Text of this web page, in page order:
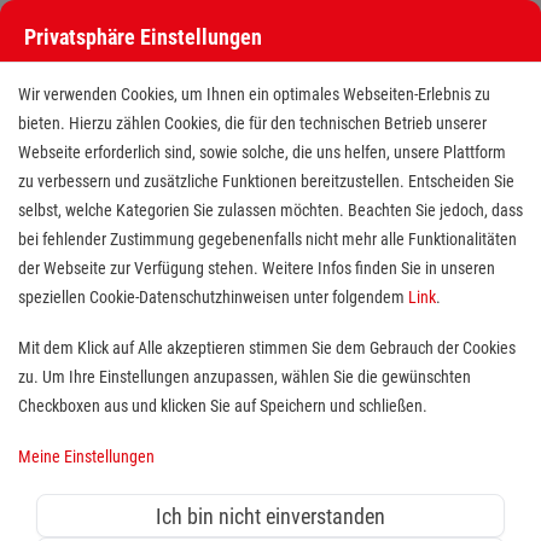
Operationstechnische Assistenten
(m/w/d) bzw.
Operationspflegefachkräfte
Vollzeit (38,5 Std.) ∼
Privatsphäre Einstellungen
Wir verwenden Cookies, um Ihnen ein optimales Webseiten-Erlebnis zu
bieten. Hierzu zählen Cookies, die für den technischen Betrieb unserer
Webseite erforderlich sind, sowie solche, die uns helfen, unsere Plattform
zu verbessern und zusätzliche Funktionen bereitzustellen. Entscheiden Sie
selbst, welche Kategorien Sie zulassen möchten. Beachten Sie jedoch, dass
bei fehlender Zustimmung gegebenenfalls nicht mehr alle Funktionalitäten
der Webseite zur Verfügung stehen. Weitere Infos finden Sie in unseren
speziellen Cookie-Datenschutzhinweisen unter folgendem Link.
Mit dem Klick auf Alle akzeptieren stimmen Sie dem Gebrauch der Cookies
zu. Um Ihre Einstellungen anzupassen, wählen Sie die gewünschten
Checkboxen aus und klicken Sie auf Speichern und schließen.
Meine Einstellungen
Ich bin nicht einverstanden